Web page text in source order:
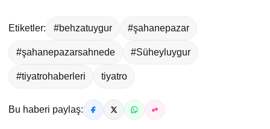
Etiketler: #behzatuygur #şahanepazar
#şahanepazarsahnede #Süheyluygur
#tiyatrohaberleri tiyatro
Bu haberi paylaş: